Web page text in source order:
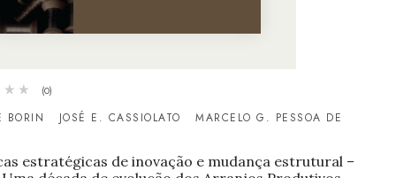
(0)
BORIN JOSÉ E. CASSIOLATO
MARCELO G. PESSOA DE
estratégicas de inovação e mudança estrutural –